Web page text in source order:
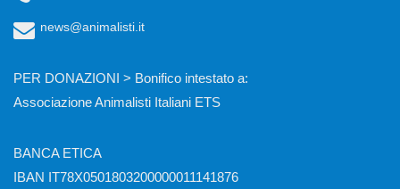
news@animalisti.it
PER DONAZIONI > Bonifico intestato a:
Associazione Animalisti Italiani ETS
BANCA ETICA
IBAN IT78X0501803200000011141876